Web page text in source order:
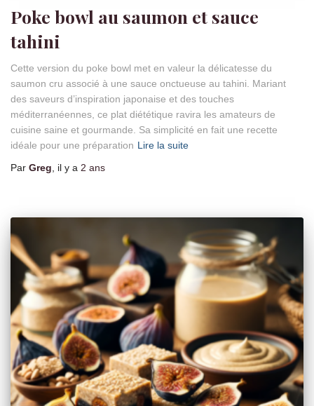
Poke bowl au saumon et sauce
tahini
Cette version du poke bowl met en valeur la délicatesse du
saumon cru associé à une sauce onctueuse au tahini. Mariant
des saveurs d’inspiration japonaise et des touches
méditerranéennes, ce plat diététique ravira les amateurs de
cuisine saine et gourmande. Sa simplicité en fait une recette
idéale pour une préparation Lire la suite
Par Greg, il y a 2 ans